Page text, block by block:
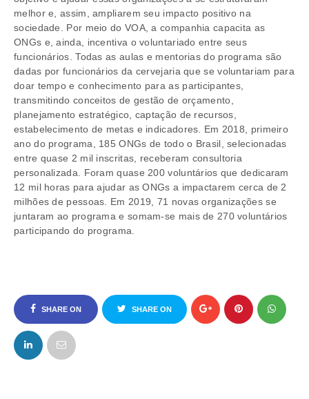
melhor e, assim, ampliarem seu impacto positivo na
sociedade. Por meio do VOA, a companhia capacita as
ONGs e, ainda, incentiva o voluntariado entre seus
funcionários. Todas as aulas e mentorias do programa são
dadas por funcionários da cervejaria que se voluntariam para
doar tempo e conhecimento para as participantes,
transmitindo conceitos de gestão de orçamento,
planejamento estratégico, captação de recursos,
estabelecimento de metas e indicadores. Em 2018, primeiro
ano do programa, 185 ONGs de todo o Brasil, selecionadas
entre quase 2 mil inscritas, receberam consultoria
personalizada. Foram quase 200 voluntários que dedicaram
12 mil horas para ajudar as ONGs a impactarem cerca de 2
milhões de pessoas. Em 2019, 71 novas organizações se
juntaram ao programa e somam-se mais de 270 voluntários
participando do programa.
SHARE ON
FACEBOOK
SHARE ON